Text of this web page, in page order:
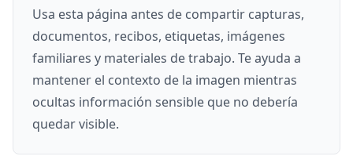
Usa esta página antes de compartir capturas,
documentos, recibos, etiquetas, imágenes
familiares y materiales de trabajo. Te ayuda a
mantener el contexto de la imagen mientras
ocultas información sensible que no debería
quedar visible.